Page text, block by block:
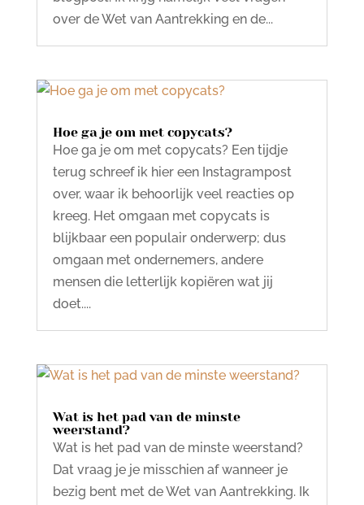
over de Wet van Aantrekking en de...
Hoe ga je om met copycats?
Hoe ga je om met copycats? Een tijdje
terug schreef ik hier een Instagrampost
over, waar ik behoorlijk veel reacties op
kreeg. Het omgaan met copycats is
blijkbaar een populair onderwerp; dus
omgaan met ondernemers, andere
mensen die letterlijk kopiëren wat jij
doet....
Wat is het pad van de minste
weerstand?
Wat is het pad van de minste weerstand?
Dat vraag je je misschien af wanneer je
bezig bent met de Wet van Aantrekking. Ik